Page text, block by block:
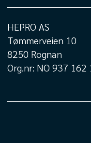
HEPRO AS
Tømmerveien 10
8250 Rognan
Org.nr: NO 937 162